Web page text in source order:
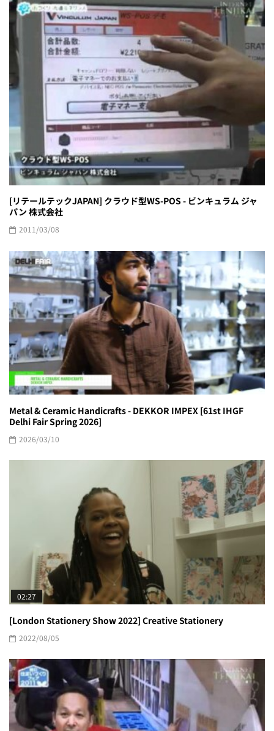
[リテールテックJAPAN] クラウド型WS-POS - ビンキュラム ジャ
パン 株式会社
2011/03/08
Metal & Ceramic Handicrafts - DEKKOR IMPEX [61st IHGF
Delhi Fair Spring 2026]
2026/03/10
02:27
[London Stationery Show 2022] Creative Stationery
2022/08/05